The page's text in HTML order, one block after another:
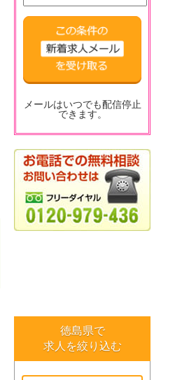
メールはいつでも配信停止
できます。
徳島県で
求人を絞り込む